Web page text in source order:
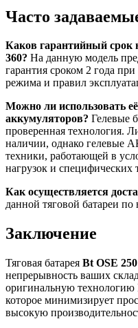
Часто
Каков гарантийный срок
360? На данную модель
гарантия сроком 2 года
режима и правил
Можно ли использовать
аккумуляторов? Гелевые
проверенная технология.
наличии, однако гелевые
техники, работающей в
нагрузок и
Как осуществляется
данной тяговой батареи
Заключение
Тяговая батарея Bt OSE
непрерывность ваших
оригинальную технологию
которое минимизирует
высокую